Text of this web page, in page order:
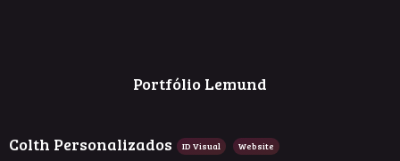
Portfólio Lemund
Colth Personalizados ID Visual Website